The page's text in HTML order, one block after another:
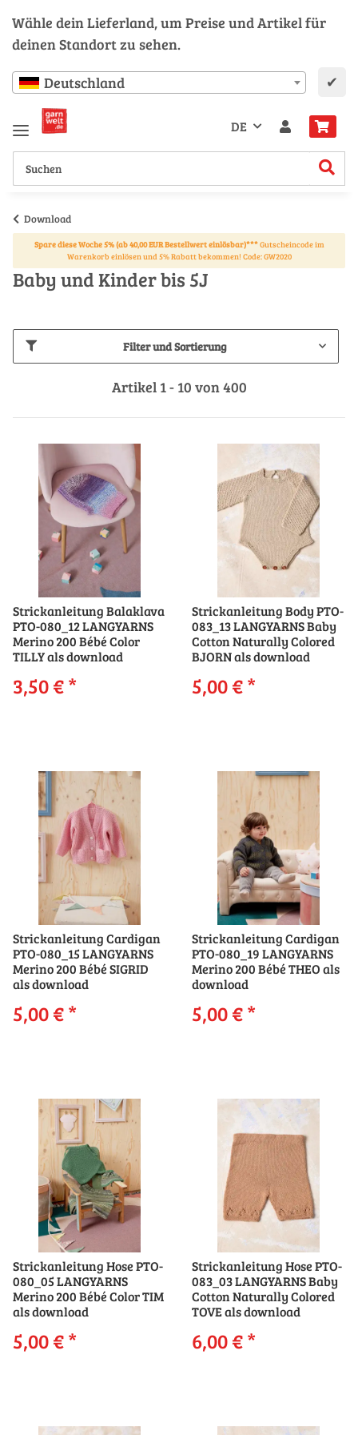
Wähle dein Lieferland, um Preise und Artikel für
deinen Standort zu sehen.
Deutschland ✔
DE
Download
Spare diese Woche 5% (ab 40,00 EUR Bestellwert einlösbar)***Gutscheincode im
Warenkorb einlösen und 5% Rabatt bekommen! Code: GW2020
Baby und Kinder bis 5J
Filter und Sortierung
Artikel 1 - 10 von 400
Strickanleitung Balaklava
PTO-080_12 LANGYARNS
Merino 200 Bébé Color
TILLY als download
3,50 €*
Strickanleitung Body PTO-
083_13 LANGYARNS Baby
Cotton Naturally Colored
BJORN als download
5,00 €*
Strickanleitung Cardigan
PTO-080_15 LANGYARNS
Merino 200 Bébé SIGRID
als download
5,00 €*
Strickanleitung Cardigan
PTO-080_19 LANGYARNS
Merino 200 Bébé THEO als
download
5,00 €*
Strickanleitung Hose PTO-
080_05 LANGYARNS
Merino 200 Bébé Color TIM
als download
5,00 €*
Strickanleitung Hose PTO-
083_03 LANGYARNS Baby
Cotton Naturally Colored
TOVE als download
6,00 €*